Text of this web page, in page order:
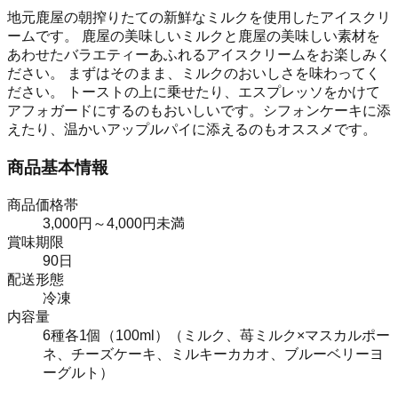
地元鹿屋の朝搾りたての新鮮なミルクを使用したアイスクリ
ームです。 鹿屋の美味しいミルクと鹿屋の美味しい素材を
あわせたバラエティーあふれるアイスクリームをお楽しみく
ださい。 まずはそのまま、ミルクのおいしさを味わってく
ださい。 トーストの上に乗せたり、エスプレッソをかけて
アフォガードにするのもおいしいです。シフォンケーキに添
えたり、温かいアップルパイに添えるのもオススメです。
商品基本情報
商品価格帯
3,000円～4,000円未満
賞味期限
90日
配送形態
冷凍
内容量
6種各1個（100ml）（ミルク、苺ミルク×マスカルポー
ネ、チーズケーキ、ミルキーカカオ、ブルーベリーヨ
ーグルト）